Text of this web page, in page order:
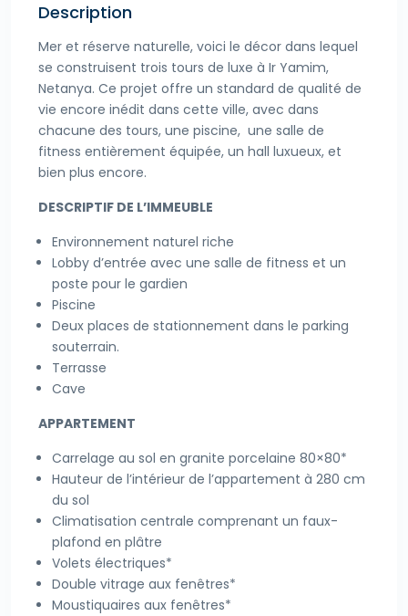
Description
Mer et réserve naturelle, voici le décor dans lequel
se construisent trois tours de luxe à Ir Yamim,
Netanya. Ce projet offre un standard de qualité de
vie encore inédit dans cette ville, avec dans
chacune des tours, une piscine, une salle de
fitness entièrement équipée, un hall luxueux, et
bien plus encore.
DESCRIPTIF DE L’IMMEUBLE
Environnement naturel riche
Lobby d’entrée avec une salle de fitness et un
poste pour le gardien
Piscine
Deux places de stationnement dans le parking
souterrain.
Terrasse
Cave
APPARTEMENT
Carrelage au sol en granite porcelaine 80×80*
Hauteur de l’intérieur de l’appartement à 280 cm
du sol
Climatisation centrale comprenant un faux-
plafond en plâtre
Volets électriques*
Double vitrage aux fenêtres*
Moustiquaires aux fenêtres*